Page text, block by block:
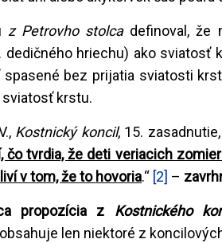
z Petrovho stolca definoval, že
dedičného hriechu) ako
bez prijatia sviatosti
krstu.
Kostnický koncil, 15.
čo tvrdia, že deti veriacich
v tom, že to hovoria.“ [2] –
propozícia z Kostnického
len niektoré z